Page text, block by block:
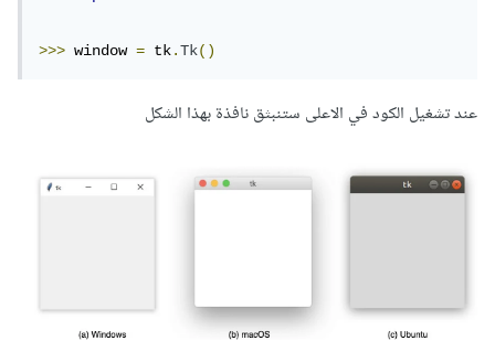
>>> window = tk.Tk()
عند تشغيل الكود في الاعلى ستنبثق نافذة بهذا الشكل